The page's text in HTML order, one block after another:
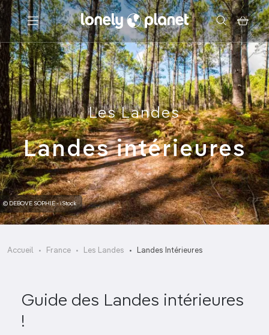
Menu
Votre recherche
Les Landes
Landes intérieures
© DEBOVE SOPHIE - iStock
Accueil France Les Landes Landes Intérieures
Guide des Landes intérieures
!